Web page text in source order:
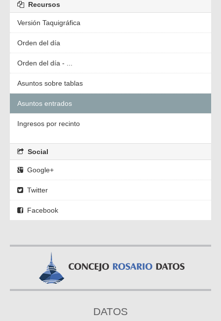
Recursos
Versión Taquigráfica
Orden del día
Orden del día - ...
Asuntos sobre tablas
Asuntos entrados
Ingresos por recinto
Social
Google+
Twitter
Facebook
DATOS